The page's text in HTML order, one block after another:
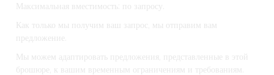
Максимальная вместимость: по запросу.
Как только мы получим ваш запрос, мы отправим вам
предложение.
Мы можем адаптировать предложения, представленные в этой
брошюре, к вашим временным ограничениям и требованиям.